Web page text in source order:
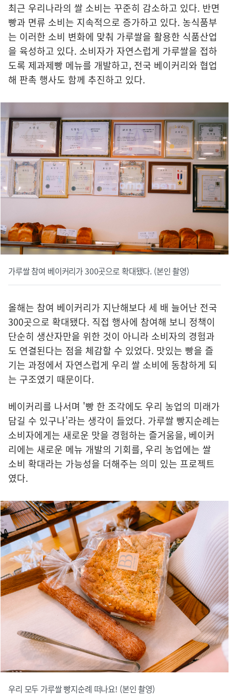
최근 우리나라의 쌀 소비는 꾸준히 감소하고 있다. 반면
빵과 면류 소비는 지속적으로 증가하고 있다. 농식품부
는 이러한 소비 변화에 맞춰 가루쌀을 활용한 식품산업
을 육성하고 있다. 소비자가 자연스럽게 가루쌀을 접하
도록 제과제빵 메뉴를 개발하고, 전국 베이커리와 협업
해 판촉 행사도 함께 추진하고 있다.
가루쌀 참여 베이커리가 300곳으로 확대됐다. (본인 촬영)
올해는 참여 베이커리가 지난해보다 세 배 늘어난 전국
300곳으로 확대됐다. 직접 행사에 참여해 보니 정책이
단순히 생산자만을 위한 것이 아니라 소비자의 경험과
도 연결된다는 점을 체감할 수 있었다. 맛있는 빵을 즐
기는 과정에서 자연스럽게 우리 쌀 소비에 동참하게 되
는 구조였기 때문이다.
베이커리를 나서며 '빵 한 조각에도 우리 농업의 미래가
담길 수 있구나'라는 생각이 들었다. 가루쌀 빵지순례는
소비자에게는 새로운 맛을 경험하는 즐거움을, 베이커
리에는 새로운 메뉴 개발의 기회를, 우리 농업에는 쌀
소비 확대라는 가능성을 더해주는 의미 있는 프로젝트
였다.
우리 모두 가루쌀 빵지순례 떠나요! (본인 촬영)